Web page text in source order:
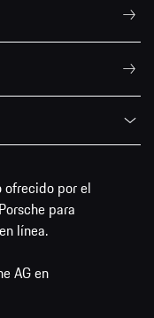
ofrecido por el
para
línea.
AG en